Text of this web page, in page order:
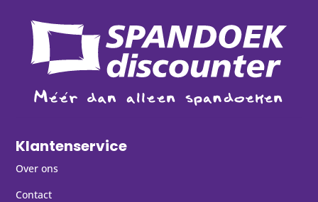
Klantenservice
Over ons
Contact